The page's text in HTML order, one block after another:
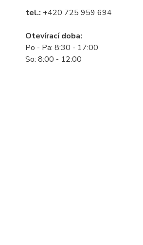
tel.: +420 725 959 694
Otevírací doba:
Po - Pa: 8:30 - 17:00
So: 8:00 - 12:00